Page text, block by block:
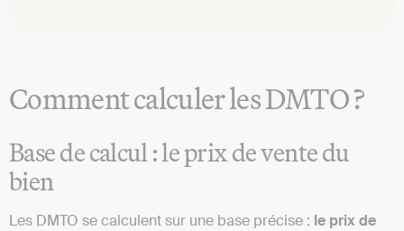
Comment calculer les DMTO ?
Base de calcul : le prix de vente du
bien
Les DMTO se calculent sur une base précise : le prix de